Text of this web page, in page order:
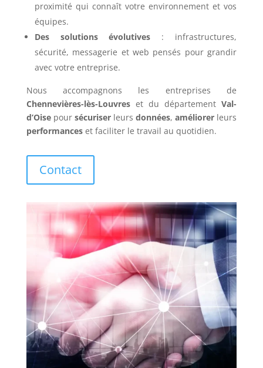
proximité qui connaît votre environnement et vos
équipes.
Des solutions évolutives : infrastructures,
sécurité, messagerie et web pensés pour grandir
avec votre entreprise.
Nous accompagnons les entreprises de
Chennevières-lès-Louvreset du départementVal-
d’Oisepour sécuriserleursdonnées,améliorer leurs
performanceset faciliter le travail au quotidien.
Contact